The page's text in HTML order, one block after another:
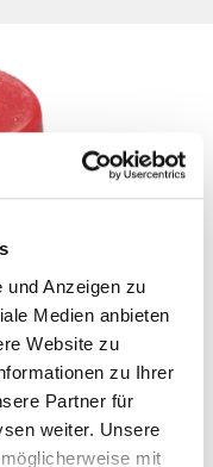
und Anzeigen zu
Medien anbieten
Website zu
zu Ihrer
Partner für
weiter. Unsere
mit